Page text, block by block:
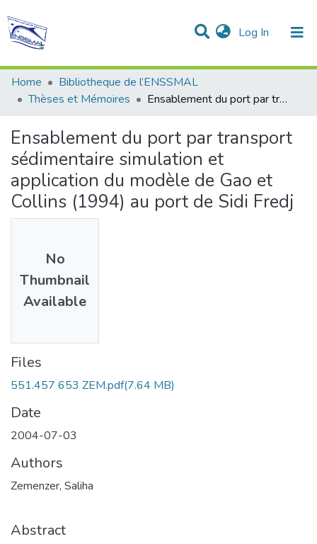
Log In (current)
Communities & Collections
Statistics
All of DSpace
Home
Bibliotheque de l’ENSSMAL
Thèses et Mémoires
Ensablement du port par transport sédimentaire simulation et application du modèle de Gao et Collins (1994) au port de Sidi Fredj
Ensablement du port par transport
sédimentaire simulation et
application du modèle de Gao et
Collins (1994) au port de Sidi Fredj
No
Thumbnail
Available
Files
551.457 653 ZEM.pdf(7.64 MB)
Date
2004-07-03
Authors
Zemenzer, Saliha
Abstract